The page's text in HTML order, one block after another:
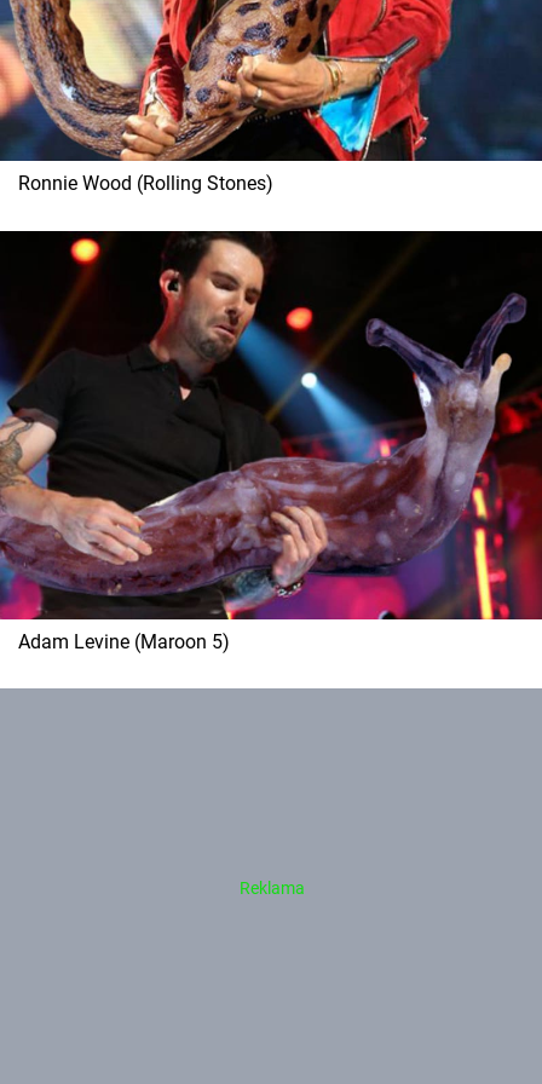
Cool Esport
Pořady
TV Program
Sledujte prima+
Přihlášení
Sledujte nás
Ronnie Wood (Rolling Stones)
Adam Levine (Maroon 5)